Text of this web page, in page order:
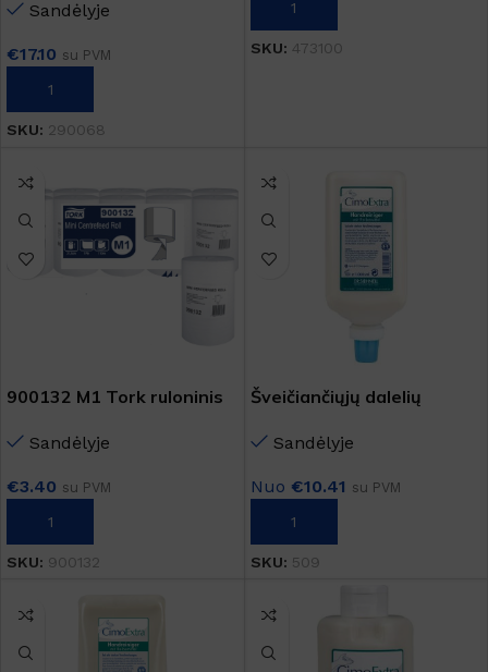
Sandėlyje
€17.10 su PVM
Į KREPŠELĮ
SKU: 290068
Į KREPŠELĮ
SKU: 473100
900132 M1 Tork ruloninis
Sandėlyje
€3.40 su PVM
Į KREPŠELĮ
SKU: 900132
Šveičiančiųjų dalelių
"CimoExtra" 1000 ml
Sandėlyje
Nuo €10.41 su PVM
Į KREPŠELĮ
SKU: 509